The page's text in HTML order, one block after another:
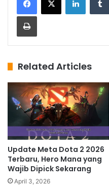
Related Articles
Update Meta Dota 2 2026
Terbaru, Hero Mana yang
Wajib Dipick Sekarang
April 3, 2026